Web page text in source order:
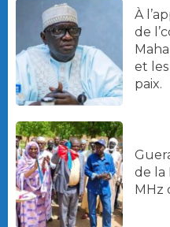
À
de
et
paix.
de la
MHz